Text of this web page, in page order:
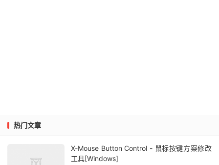
热门文章
X-Mouse Button Control - 鼠标按键方案修改
工具[Windows]